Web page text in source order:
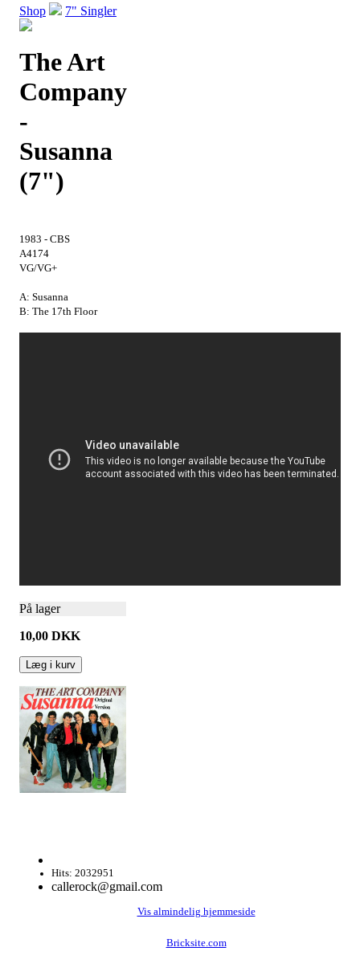
Shop 7" Singler
The Art
Company
-
Susanna
(7")
1983 - CBS
A4174
VG/VG+
A: Susanna
B: The 17th Floor
På lager
10,00 DKK
Læg i kurv
Hits: 2032951
callerock@gmail.com
Vis almindelig hjemmeside
Bricksite.com